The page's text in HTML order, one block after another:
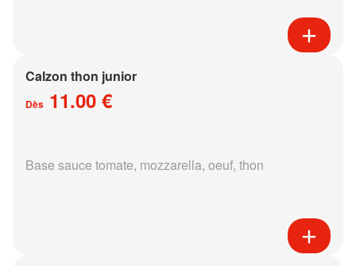
Calzon thon junior
Dès 11.00 €
Base sauce tomate, mozzarella, oeuf, thon